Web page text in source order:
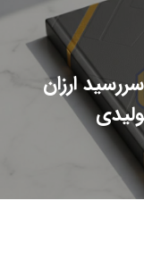
| چاپ سررسید ارزان